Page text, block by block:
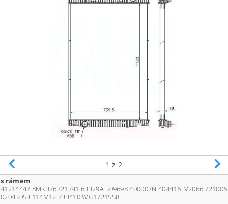
1 z 2
s rámem
41214447 8MK376721741 63329A 509698 400007N 404416 IV2066 721006
02043053 114M12 733410 WG1721558